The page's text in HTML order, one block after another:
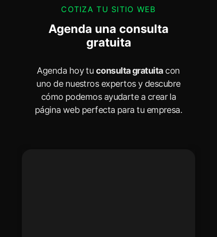
COTIZA TU SITIO WEB
Agenda una consulta
gratuita
Agenda hoy tu consulta gratuitacon
uno de nuestros expertos y descubre
cómo podemos ayudarte a crear la
página web perfecta para tu empresa.